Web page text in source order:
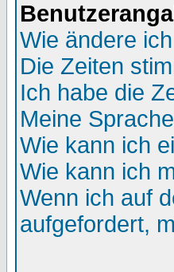
Wie ändere
Die Zeiten
Ich habe die
Meine
Wie kann ich
Wie kann ich
Wenn ich auf
aufgefordert,